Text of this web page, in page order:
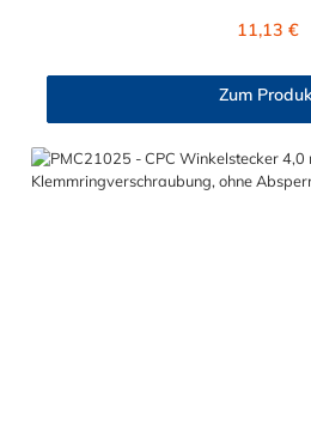
Regulärer
11,13 €
Zum